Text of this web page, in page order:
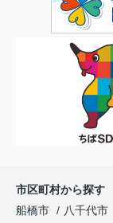
市区町村から探す
船橋市
八千代市